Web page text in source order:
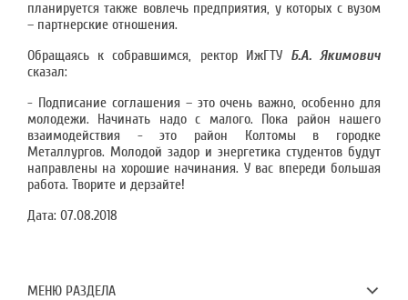
планируется также вовлечь предприятия, у которых с вузом
– партнерские отношения.
Обращаясь к собравшимся, ректор ИжГТУБ.А. Якимович
сказал:
- Подписание соглашения – это очень важно, особенно для
молодежи. Начинать надо с малого. Пока район нашего
взаимодействия - это район Колтомы в городке
Металлургов. Молодой задор и энергетика студентов будут
направлены на хорошие начинания. У вас впереди большая
работа. Творите и дерзайте!
Дата: 07.08.2018
МЕНЮ РАЗДЕЛА